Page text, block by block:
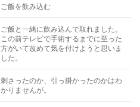
ご飯を飲み込む
ご飯と一緒に飲み込んで取れました。
この前テレビで手術するまでに至った
方がいて改めて気を付けようと思いま
した。
刺さったのか、引っ掛かったのかはわ
かりませんが。